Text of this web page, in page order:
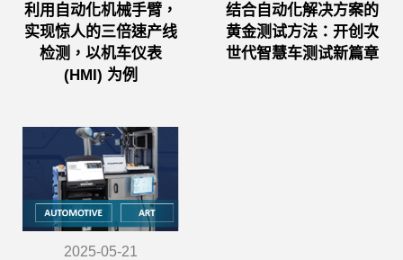
利用自动化机械手臂，
实现惊人的三倍速产线
检测，以机车仪表
(HMI) 为例
结合自动化解决方案的
黄金测试方法：开创次
世代智慧车测试新篇章
2025-05-21